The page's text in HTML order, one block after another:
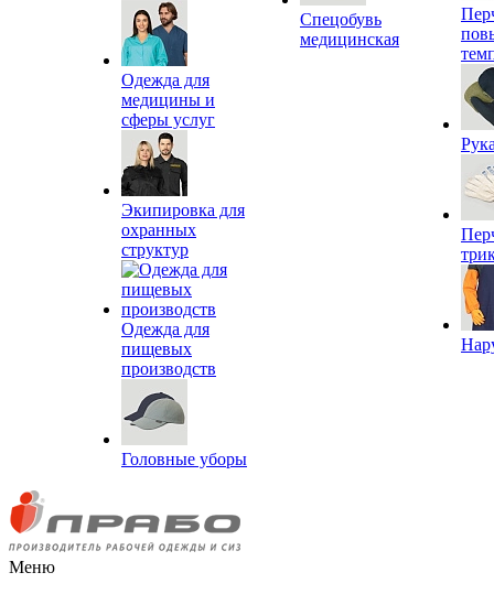
Одежда для
медицины и
сферы услуг
Экипировка для
охранных
структур
Одежда для
пищевых
производств
Головные уборы
Спецобувь
медицинская
Меню